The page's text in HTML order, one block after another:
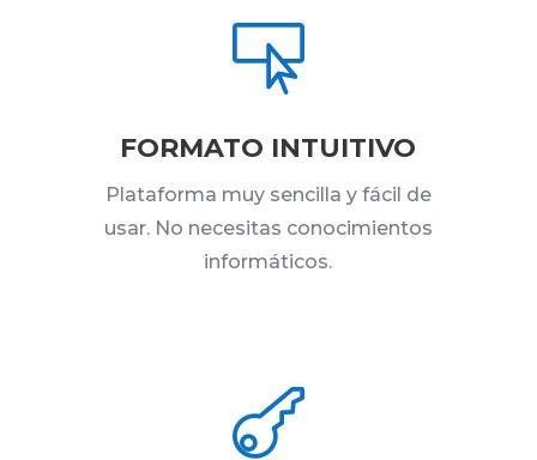

FORMATO INTUITIVO
Plataforma muy sencilla y fácil de
usar. No necesitas conocimientos
informáticos.
